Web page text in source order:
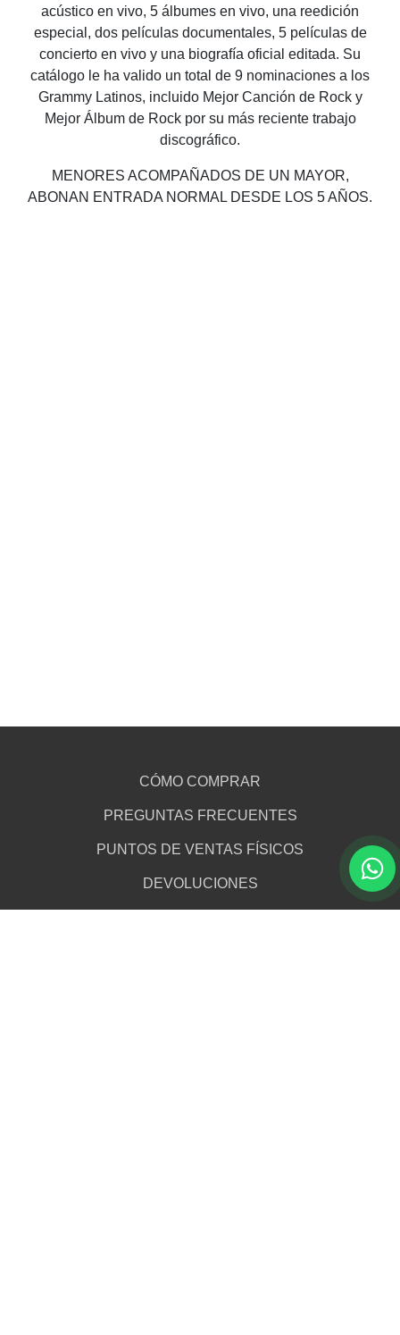
acústico en vivo, 5 álbumes en vivo, una reedición
especial, dos películas documentales, 5 películas de
concierto en vivo y una biografía oficial editada. Su
catálogo le ha valido un total de 9 nominaciones a los
Grammy Latinos, incluido Mejor Canción de Rock y
Mejor Álbum de Rock por su más reciente trabajo
discográfico.
MENORES ACOMPAÑADOS DE UN MAYOR,
ABONAN ENTRADA NORMAL DESDE LOS 5 AÑOS.
CÓMO COMPRAR
PREGUNTAS FRECUENTES
PUNTOS DE VENTAS FÍSICOS
DEVOLUCIONES